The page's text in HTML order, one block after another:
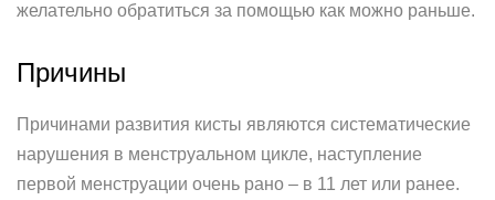
желательно обратиться за помощью как можно раньше.
Причины
Причинами развития кисты являются систематические
нарушения в менструальном цикле, наступление
первой менструации очень рано – в 11 лет или ранее.